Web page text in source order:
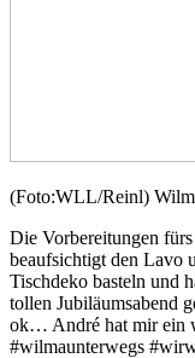
(Foto:WLL/Reinl)
Die Vorbereitungen
beaufsichtigt den Lavo
Tischdeko basteln und
tollen Jubiläumsabend
ok… André hat mir ein
#wilmaunterwegs